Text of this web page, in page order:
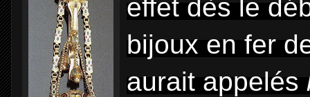
effet dès le
bijoux en fer
aurait appelés